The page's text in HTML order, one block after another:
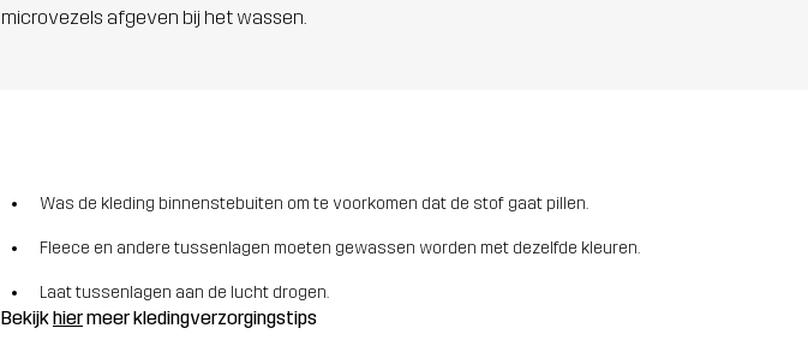
microvezels afgeven bij het wassen.
Was de kleding binnenstebuiten om te voorkomen dat de stof gaat pillen.
Fleece en andere tussenlagen moeten gewassen worden met dezelfde kleuren.
Laat tussenlagen aan de lucht drogen.
Bekijkhiermeer kledingverzorgingstips